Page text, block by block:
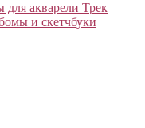
акварели Трек
и скетчбуки